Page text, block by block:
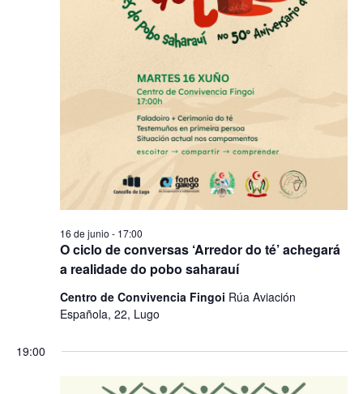
O ciclo de conversas ‘Arredor do té’ achegará
a realidade do pobo saharauí
16 de junio - 17:00
Centro de Convivencia Fingoi Rúa Aviación
Española, 22, Lugo
19:00